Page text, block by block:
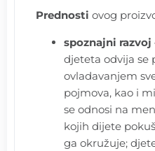
Prednosti ovog
spoznajni razvoj
djeteta odvija se
ovladavanjem
pojmova, kao i
se odnosi na
kojih dijete
ga okružuje;